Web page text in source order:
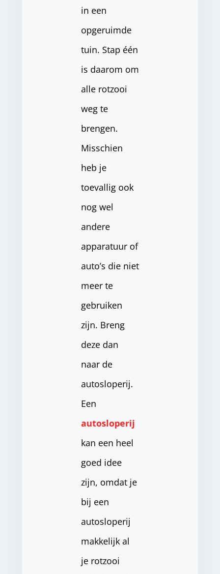
in een
opgeruimde
tuin. Stap één
is daarom om
alle rotzooi
weg te
brengen.
Misschien
heb je
toevallig ook
nog wel
andere
apparatuur of
auto’s die niet
meer te
gebruiken
zijn. Breng
deze dan
naar de
autosloperij.
Een
autosloperij
kan een heel
goed idee
zijn, omdat je
bij een
autosloperij
makkelijk al
je rotzooi